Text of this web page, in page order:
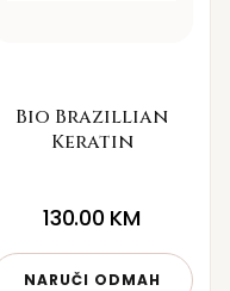
Bio Brazillian
Keratin
130.00 KM
NARUČI ODMAH